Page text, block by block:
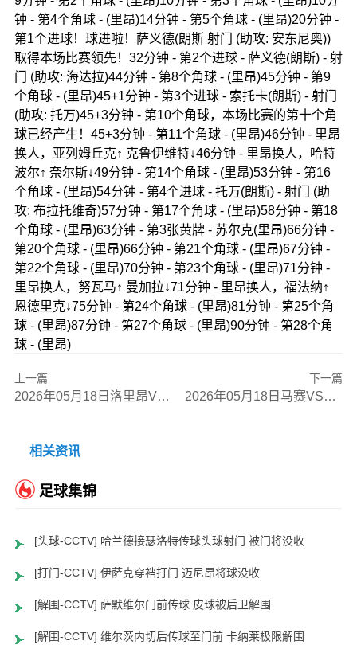
钟 - 第4个角球 - (里昂)14分钟 - 第5个角球 - (里昂)20分钟 -
第1个进球！球进啦！萨义德(朗斯 射门 (助攻: 安东尼奥))
取得本场比赛领先！32分钟 - 第2个进球 - 萨义德(朗斯) - 射
门 (助攻: 海达拉)44分钟 - 第8个角球 - (里昂)45分钟 - 第9
个角球 - (里昂)45+1分钟 - 第3个进球 - 索托卡(朗斯) - 射门
(助攻: 托万)45+3分钟 - 第10个角球，本场比赛的第十个角
球已经产生！45+3分钟 - 第11个角球 - (里昂)46分钟 - 里昂
换人，亚列姆丘克↑ 克鲁伊维特↓46分钟 - 里昂换人，哈特
波尔↑ 奈尔斯↓49分钟 - 第14个角球 - (里昂)53分钟 - 第16
个角球 - (里昂)54分钟 - 第4个进球 - 托万(朗斯) - 射门 (助
攻: 布拉托维奇)57分钟 - 第17个角球 - (里昂)58分钟 - 第18
个角球 - (里昂)63分钟 - 第3张黄牌 - 苏尔克(里昂)66分钟 -
第20个角球 - (里昂)66分钟 - 第21个角球 - (里昂)67分钟 -
第22个角球 - (里昂)70分钟 - 第23个角球 - (里昂)71分钟 -
里昂换人，努瓦马↑ 曼加拉↓71分钟 - 里昂换人，福法纳↑
恩德里克↓75分钟 - 第24个角球 - (里昂)81分钟 - 第25个角
球 - (里昂)87分钟 - 第27个角球 - (里昂)90分钟 - 第28个角
球 - (里昂)
上一篇
2026年05月18日洛里昂VS勒阿弗尔全场比赛录像回放
下一篇
2026年05月18日马赛VS雷恩全场比赛录像回放
相关资讯
足球集锦
[头球-CCTV] 哈兰德接瑟洛特传球头球射门 被门将没收
[打门-CCTV] 伊萨克穿裆打门 迈尼昂将球没收
[解围-CCTV] 萨默维尔门前传球 皮球被后卫解围
[解围-CCTV] 维尔茨内切后传球至门前 卡纳莱极限解围